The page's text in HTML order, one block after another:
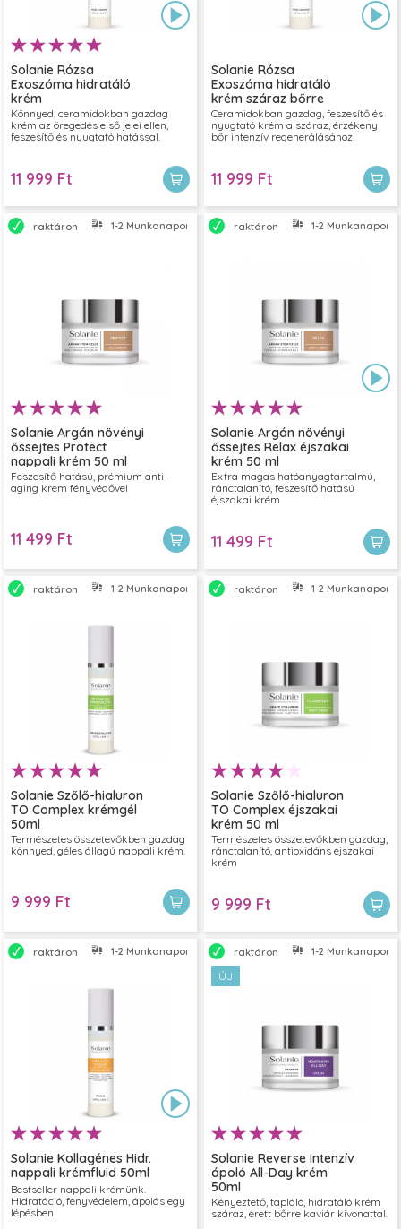
Solanie Rózsa
Exoszóma hidratáló
krém
normál/kombinált
bőrre 50ml
Könnyed, ceramidokban gazdag
krém az öregedés első jelei ellen,
feszesítő és nyugtató hatással.
11 999 Ft
Solanie Rózsa
Exoszóma hidratáló
krém száraz bőrre
50ml
Ceramidokban gazdag, feszesítő és
nyugtató krém a száraz, érzékeny
bőr intenzív regenerálásához.
11 999 Ft
raktáron 1-2 Munkanapon belül szállítjuk
Solanie Argán növényi
őssejtes Protect
nappali krém 50 ml
Feszesítő hatású, prémium anti-
aging krém fényvédővel
11 499 Ft
raktáron 1-2 Munkanapon
Solanie Argán növényi
őssejtes Relax éjszakai
krém 50 ml
Extra magas hatóanyagtartalmú,
ránctalanító, feszesítő hatású
éjszakai krém
11 499 Ft
raktáron 1-2 Munkanapon belül szállítjuk
Solanie Szőlő-hialuron
TO Complex krémgél
50ml
Természetes összetevőkben gazdag
könnyed, géles állagú nappali krém.
9 999 Ft
raktáron 1-2 Munkanapon
Solanie Szőlő-hialuron
TO Complex éjszakai
krém 50 ml
Természetes összetevőkben gazdag,
ránctalanító, antioxidáns éjszakai
krém
9 999 Ft
raktáron 1-2 Munkanapon belül szállítjuk
Solanie Kollagénes Hidr.
nappali krémfluid 50ml
Bestseller nappali krémünk.
Hidratáció, fényvédelem, ápolás egy
lépésben.
raktáron 1-2 Munkanapon
ÚJ
Solanie Reverse Intenzív
ápoló All-Day krém
50ml
Kényeztető, tápláló, hidratáló krém
száraz, érett bőrre kaviár kivonattal.